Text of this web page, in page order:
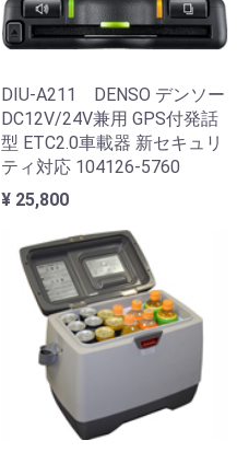
DIU-A211 DENSO デンソー
DC12V/24V兼用 GPS付発話
型 ETC2.0車載器 新セキュリ
ティ対応 104126-5760
¥ 25,800